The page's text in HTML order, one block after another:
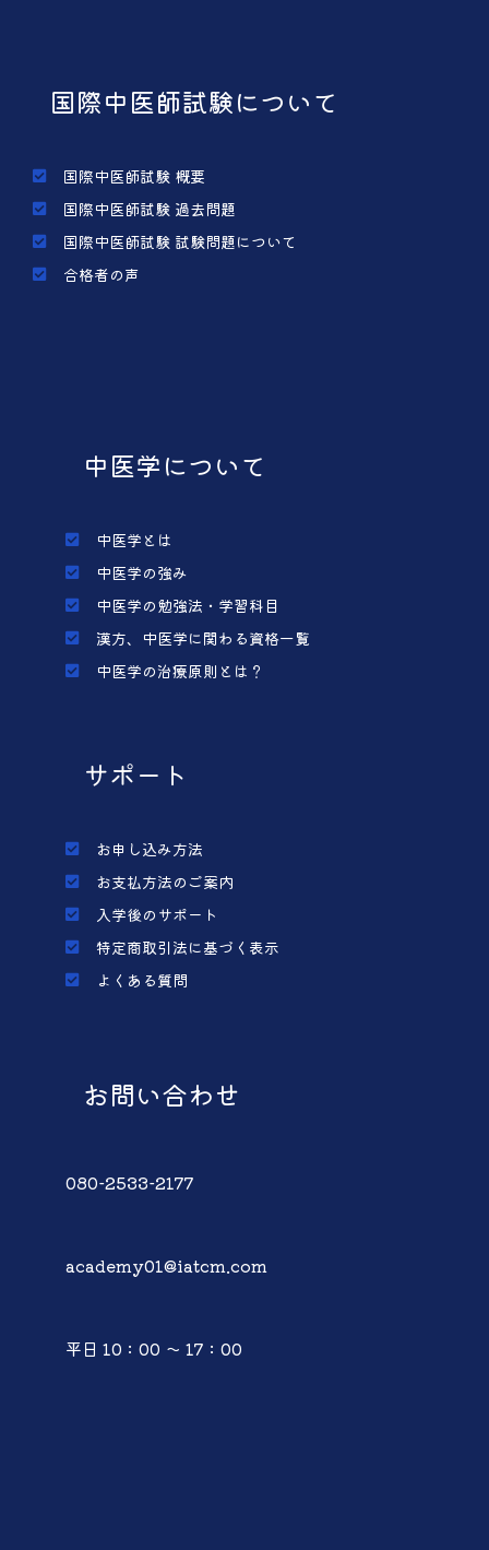
国際中医師試験について
国際中医師試験 概要
国際中医師試験 過去問題
国際中医師試験 試験問題について
合格者の声
中医学について
中医学とは
中医学の強み
中医学の勉強法・学習科目
漢方、中医学に関わる資格一覧
中医学の治療原則とは？
サポート
お申し込み方法
お支払方法のご案内
入学後のサポート
特定商取引法に基づく表示
よくある質問
お問い合わせ
080-2533-2177
academy01@iatcm.com
平日 10：00 ～ 17：00